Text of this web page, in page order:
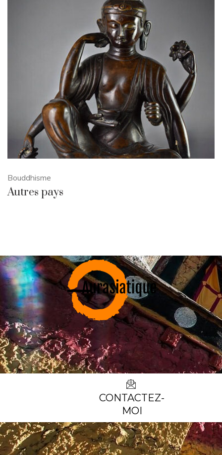
Bouddhisme
Autres pays
CONTACTEZ-
MOI